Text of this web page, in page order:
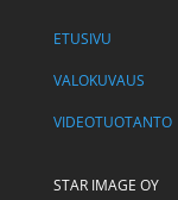
ETUSIVU
VALOKUVAUS
VIDEOTUOTANTO
STAR IMAGE OY